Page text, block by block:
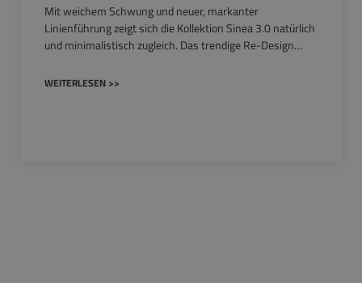
Mit weichem Schwung und neuer, markanter
Linienführung zeigt sich die Kollektion Sinea 3.0 natürlich
und minimalistisch zugleich. Das trendige Re-Design…
WEITERLESEN >>